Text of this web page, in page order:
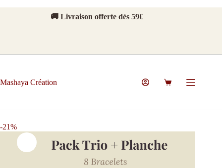
🚚 Livraison offerte dès 59€
Mashaya Création
-21%